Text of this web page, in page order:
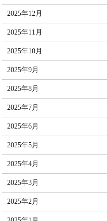
2025年12月
2025年11月
2025年10月
2025年9月
2025年8月
2025年7月
2025年6月
2025年5月
2025年4月
2025年3月
2025年2月